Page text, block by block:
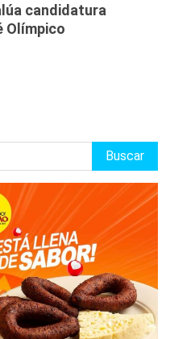
candidatura
Olímpico